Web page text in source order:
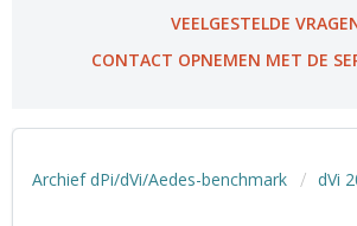
VEELGESTELDE
CONTACT OPNEMEN MET DE
Archief dPi/dVi/Aedes-benchmark dVi